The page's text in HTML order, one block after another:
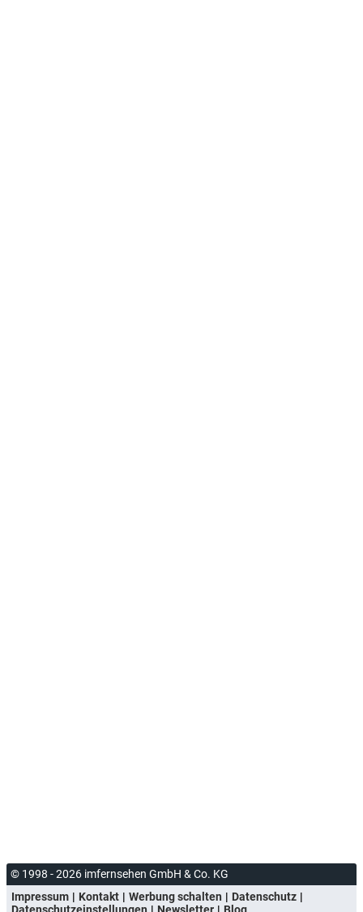
© 1998 - 2026 imfernsehen GmbH & Co. KG
Impressum
Kontakt Werbung schalten
Datenschutz